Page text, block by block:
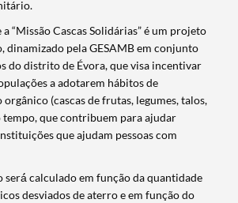
“Missão Cascas Solidárias” é um projeto
dinamizado pela GESAMB em conjunto
do distrito de Évora, que visa incentivar
a adotarem hábitos de
(cascas de frutas, legumes, talos,
tempo, que contribuem para ajudar
que ajudam pessoas com
calculado em função da quantidade
desviados de aterro e em função do